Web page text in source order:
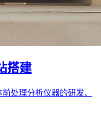
搭建
处理分析仪器的研发、